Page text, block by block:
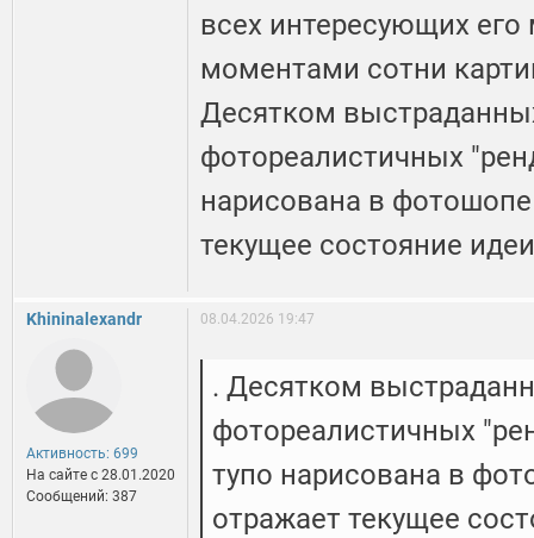
всех интересующих
моментами сотни
Десятком
фотореалистичных
нарисована в
текущее состояние
Khininalexandr
Активность: 699
На сайте c 28.01.2020
Сообщений: 387
08.04.2026 19:47
. Десятком
фотореалистичных
тупо нарисована в
отражает текущее